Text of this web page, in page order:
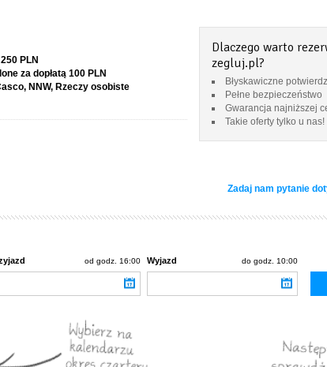
250 PLN
za dopłatą 100 PLN
NNW, Rzeczy osobiste
Dlaczego warto
zegluj.pl?
Błyskawiczne
Pełne bezpieczeństwo
Gwarancja najniższej
Takie oferty tylko u nas!
Zadaj nam pytanie
od godz. 16:00 Wyjazd do godz. 10:00